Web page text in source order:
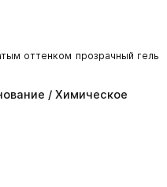
оттенком прозрачный гель
/ Химическое